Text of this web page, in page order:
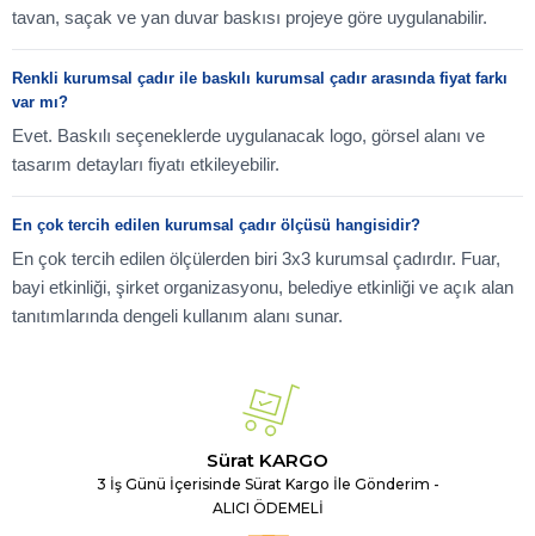
tavan, saçak ve yan duvar baskısı projeye göre uygulanabilir.
Renkli kurumsal çadır ile baskılı kurumsal çadır arasında fiyat farkı
var mı?
Evet. Baskılı seçeneklerde uygulanacak logo, görsel alanı ve
tasarım detayları fiyatı etkileyebilir.
En çok tercih edilen kurumsal çadır ölçüsü hangisidir?
En çok tercih edilen ölçülerden biri 3x3 kurumsal çadırdır. Fuar,
bayi etkinliği, şirket organizasyonu, belediye etkinliği ve açık alan
tanıtımlarında dengeli kullanım alanı sunar.
Sürat KARGO
3 İş Günü İçerisinde Sürat Kargo İle Gönderim -
ALICI ÖDEMELİ